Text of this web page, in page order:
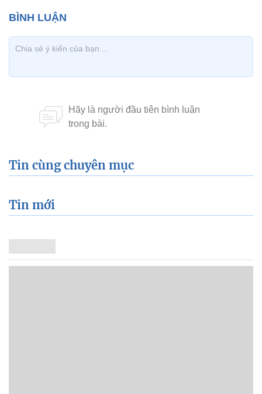
Tin cùng chuyên mục
Tin mới